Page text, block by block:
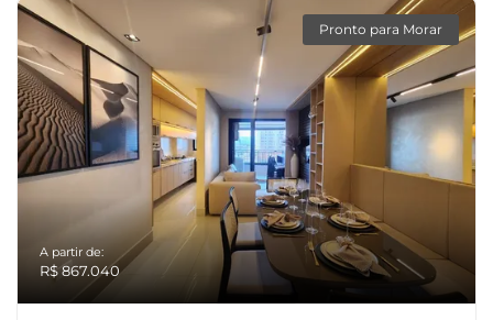
Pronto para Morar
A partir de:
R$ 867.040